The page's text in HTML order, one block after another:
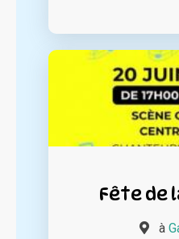
Fête de
à